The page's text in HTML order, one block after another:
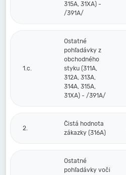
315A, 31XA) -
/391A/
1.c.
Ostatné
pohľadávky z
obchodného
styku (311A,
312A, 313A,
314A, 315A,
31XA) - /391A/
2.
Čistá hodnota
zákazky (316A)
Ostatné
pohľadávky voči